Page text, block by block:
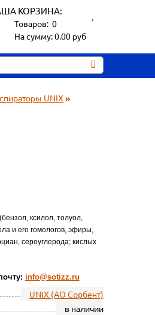
КОРЗИНА:
Товаров: 0
На сумму:0.00 руб
UNIX »
ксилол, толуол,
и его гомологов, эфиры,
сероуглерода; кислых
info@sotizz.ru
UNIX (АО Сорбент)
в наличии